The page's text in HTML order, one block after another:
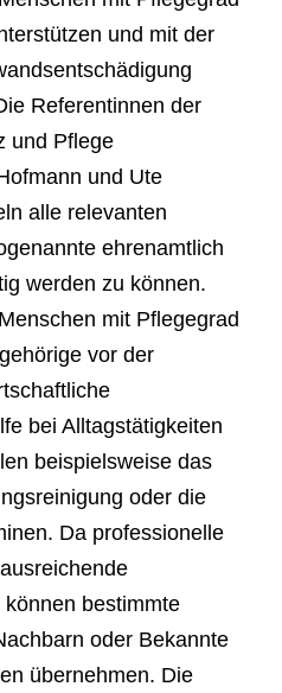
und mit der
Referentinnen der
und Pflege
und Ute
alle relevanten
ehrenamtlich
werden zu können.
mit Pflegegrad
vor der
bei Alltagstätigkeiten
beispielsweise das
oder die
Da professionelle
bestimmte
oder Bekannte
übernehmen. Die